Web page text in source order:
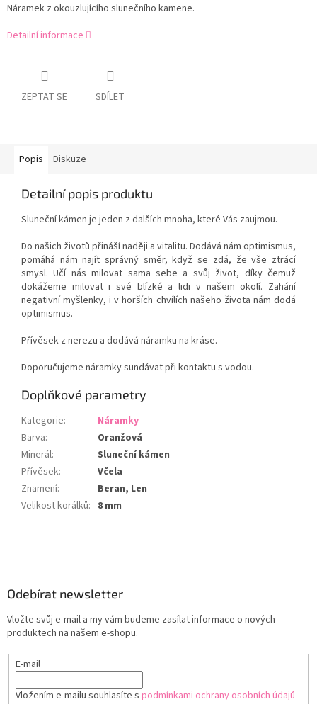
Náramek z okouzlujícího slunečního kamene.
Detailní informace
ZEPTAT SE SDÍLET
Popis Diskuze
Detailní popis produktu
Sluneční kámen je jeden z dalších mnoha, které Vás zaujmou.
Do našich životů přináší naději a vitalitu. Dodává nám optimismus,
pomáhá nám najít správný směr, když se zdá, že vše ztrácí
smysl. Učí nás milovat sama sebe a svůj život, díky čemuž
dokážeme milovat i své blízké a lidi v našem okolí. Zahání
negativní myšlenky, i v horších chvílích našeho života nám dodá
optimismus.
Přívěsek z nerezu a dodává náramku na kráse.
Doporučujeme náramky sundávat při kontaktu s vodou.
Doplňkové parametry
Kategorie:
Náramky
Barva:
Oranžová
Minerál:
Sluneční kámen
Přívěsek:
Včela
Znamení:
Beran, Len
Velikost korálků: 8 mm
Odebírat newsletter
Vložte svůj e-mail a my vám budeme zasílat informace o nových
produktech na našem e-shopu.
E-mail
Vložením e-mailu souhlasíte s podmínkami ochrany osobních údajů